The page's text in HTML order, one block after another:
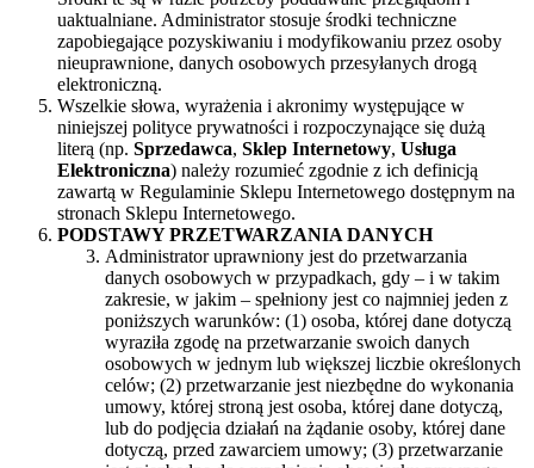
uaktualniane. Administrator stosuje środki techniczne
zapobiegające pozyskiwaniu i modyfikowaniu przez osoby
nieuprawnione, danych osobowych przesyłanych drogą
elektroniczną.
Wszelkie słowa, wyrażenia i akronimy występujące w
niniejszej polityce prywatności i rozpoczynające się dużą
literą (np. Sprzedawca, Sklep Internetowy, Usługa
Elektroniczna) należy rozumieć zgodnie z ich definicją
zawartą w Regulaminie Sklepu Internetowego dostępnym na
stronach Sklepu Internetowego.
PODSTAWY PRZETWARZANIA DANYCH
Administrator uprawniony jest do przetwarzania
danych osobowych w przypadkach, gdy – i w takim
zakresie, w jakim – spełniony jest co najmniej jeden z
poniższych warunków: (1) osoba, której dane dotyczą
wyraziła zgodę na przetwarzanie swoich danych
osobowych w jednym lub większej liczbie określonych
celów; (2) przetwarzanie jest niezbędne do wykonania
umowy, której stroną jest osoba, której dane dotyczą,
lub do podjęcia działań na żądanie osoby, której dane
dotyczą, przed zawarciem umowy; (3) przetwarzanie